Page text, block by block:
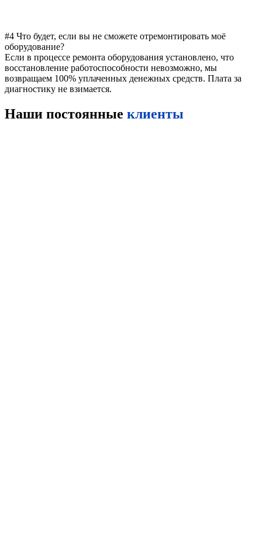
#4 Что будет, если вы не сможете отремонтировать моё
оборудование?
Если в процессе ремонта оборудования установлено, что
восстановление работоспособности невозможно, мы
возвращаем 100% уплаченных денежных средств. Плата за
диагностику не взимается.
Наши постоянные клиенты